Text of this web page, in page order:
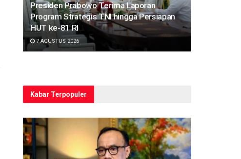
Presiden Prabowo Terima Laporan
Program Strategis TNI hingga Persiapan
HUT ke-81 RI
7 AGUSTUS 2026
Kabar Terpopuler